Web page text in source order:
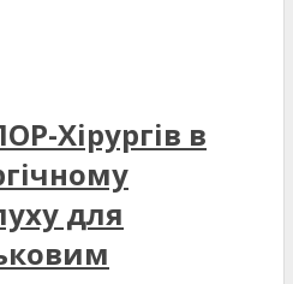
Хірургів в
для